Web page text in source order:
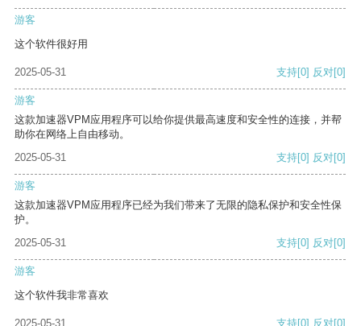
游客
这个软件很好用
2025-05-31 支持[0] 反对[0]
游客
这款加速器VPM应用程序可以给你提供最高速度和安全性的连接，并帮
助你在网络上自由移动。
2025-05-31
支持[0] 反对[0]
游客
这款加速器VPM应用程序已经为我们带来了无限的隐私保护和安全性保
护。
2025-05-31
支持[0] 反对[0]
游客
这个软件我非常喜欢
2025-05-31 支持[0] 反对[0]